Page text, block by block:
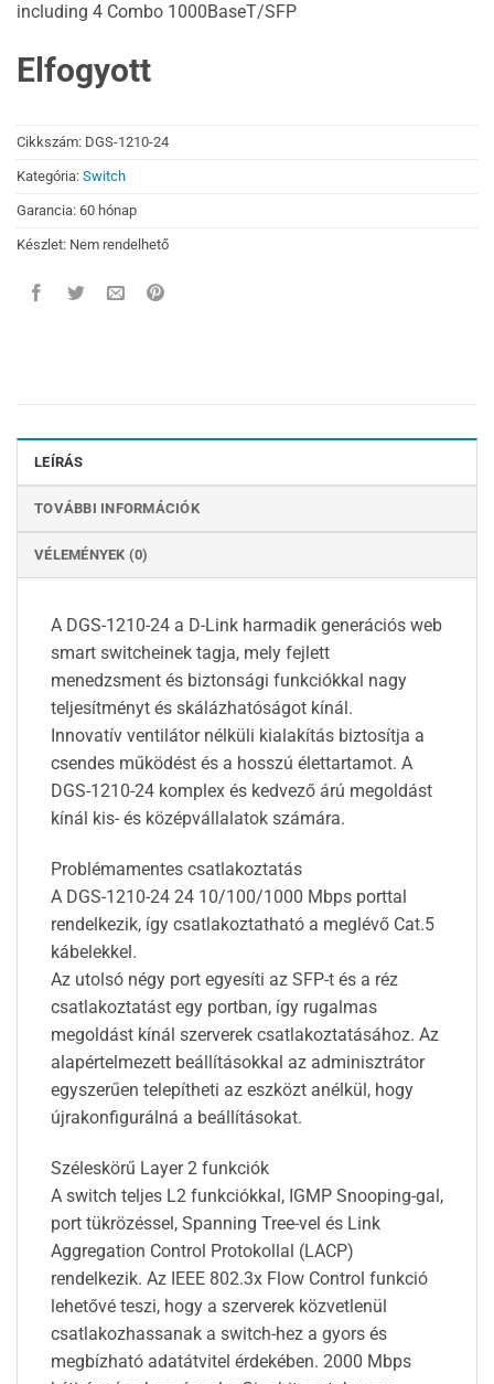
including 4 Combo 1000BaseT/SFP
Elfogyott
Cikkszám: DGS-1210-24
Kategória: Switch
Garancia: 60 hónap
Készlet: Nem rendelhető
LEÍRÁS
TOVÁBBI INFORMÁCIÓK
VÉLEMÉNYEK (0)
A DGS-1210-24 a D-Link harmadik generációs web
smart switcheinek tagja, mely fejlett
menedzsment és biztonsági funkciókkal nagy
teljesítményt és skálázhatóságot kínál.
Innovatív ventilátor nélküli kialakítás biztosítja a
csendes működést és a hosszú élettartamot. A
DGS-1210-24 komplex és kedvező árú megoldást
kínál kis- és középvállalatok számára.
Problémamentes csatlakoztatás
A DGS-1210-24 24 10/100/1000 Mbps porttal
rendelkezik, így csatlakoztatható a meglévő Cat.5
kábelekkel.
Az utolsó négy port egyesíti az SFP-t és a réz
csatlakoztatást egy portban, így rugalmas
megoldást kínál szerverek csatlakoztatásához. Az
alapértelmezett beállításokkal az adminisztrátor
egyszerűen telepítheti az eszközt anélkül, hogy
újrakonfigurálná a beállításokat.
Széleskörű Layer 2 funkciók
A switch teljes L2 funkciókkal, IGMP Snooping-gal,
port tükrözéssel, Spanning Tree-vel és Link
Aggregation Control Protokollal (LACP)
rendelkezik. Az IEEE 802.3x Flow Control funkció
lehetővé teszi, hogy a szerverek közvetlenül
csatlakozhassanak a switch-hez a gyors és
megbízható adatátvitel érdekében. 2000 Mbps